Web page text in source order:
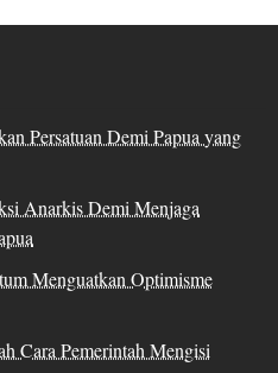
Persatuan Demi Papua yang
Anarkis Demi Menjaga
Menguatkan Optimisme
Cara Pemerintah Mengisi